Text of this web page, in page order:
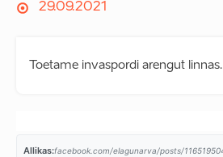
29.09.2021
Toetame invaspordi arengut linnas.
Allikas: